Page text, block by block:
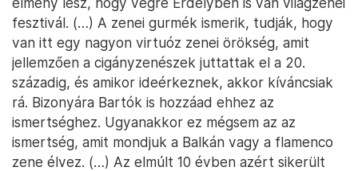
fesztivál. (…) A zenei gurmék ismerik, tudják, hogy
van itt egy nagyon virtuóz zenei örökség, amit
jellemzően a cigányzenészek juttattak el a 20.
századig, és amikor ideérkeznek, akkor kíváncsiak
rá. Bizonyára Bartók is hozzáad ehhez az
ismertséghez. Ugyanakkor ez mégsem az az
ismertség, amit mondjuk a Balkán vagy a flamenco
zene élvez. (…) Az elmúlt 10 évben azért sikerült